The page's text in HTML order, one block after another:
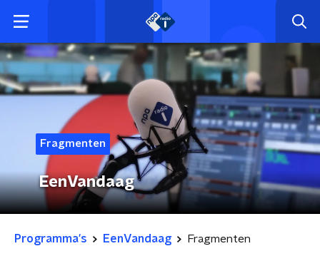
Fragmenten
EenVandaag
Programma's EenVandaag Fragmenten